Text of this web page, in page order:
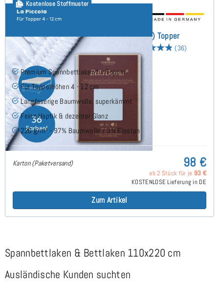
Kostenlose Stoffmuster
Bella Donna La Piccola (bis 12cm) Topper
Spannbettlaken 110x220 cm
(36)
Premium Spannbettlaken für Topper
Für Topperhöhen 4 - 12 cm
Langfaserige Baumwolle, superkämmt
Feine Haptik & dezenter Glanz
220 g/m² - 97% Baumwolle / 3% Elastan
Karton (Paketversand) 98 €
ab 2 Stück für je 93 €
KOSTENLOSE Lieferung in DE
Zum Artikel
Spannbettlaken & Bettlaken 110x220 cm
Ausländische Kunden suchten